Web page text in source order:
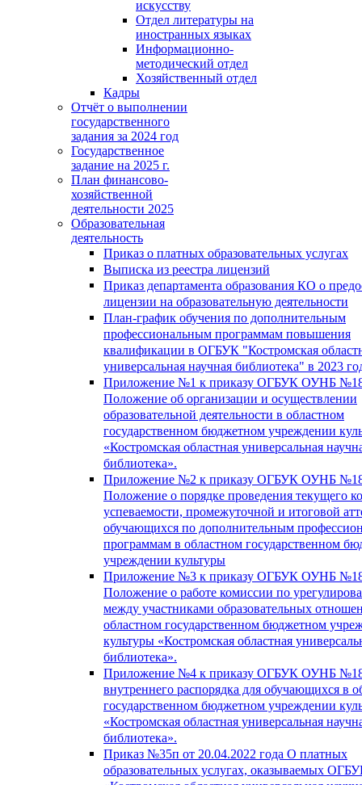
искусству
Отдел литературы на
иностранных языках
Информационно-
методический отдел
Хозяйственный отдел
Кадры
Отчёт о выполнении
государственного
задания за 2024 год
Государственное
задание на 2025 г.
План финансово-
хозяйственной
деятельности 2025
Образовательная
деятельность
Приказ о платных образовательных услугах
Выписка из реестра лицензий
Приказ департамента образования КО о
лицензии на образовательную деятельности
План-график обучения по дополнительным
профессиональным программам повышения
квалификации в ОГБУК "Костромская
универсальная научная библиотека" в 2023
Приложение №1 к приказу ОГБУК ОУНБ
Положение об организации и осуществлении
образовательной деятельности в областном
государственном бюджетном учреждении
«Костромская областная универсальная
библиотека».
Приложение №2 к приказу ОГБУК ОУНБ
Положение о порядке проведения текущего
успеваемости, промежуточной и итоговой
обучающихся по дополнительным
программам в областном государственном
учреждении культуры
Приложение №3 к приказу ОГБУК ОУНБ
Положение о работе комиссии по
между участниками образовательных
областном государственном бюджетном
культуры «Костромская областная
библиотека».
Приложение №4 к приказу ОГБУК ОУНБ
внутреннего распорядка для обучающихся в
государственном бюджетном учреждении
«Костромская областная универсальная
библиотека».
Приказ №35п от 20.04.2022 года О платных
образовательных услугах, оказываемых